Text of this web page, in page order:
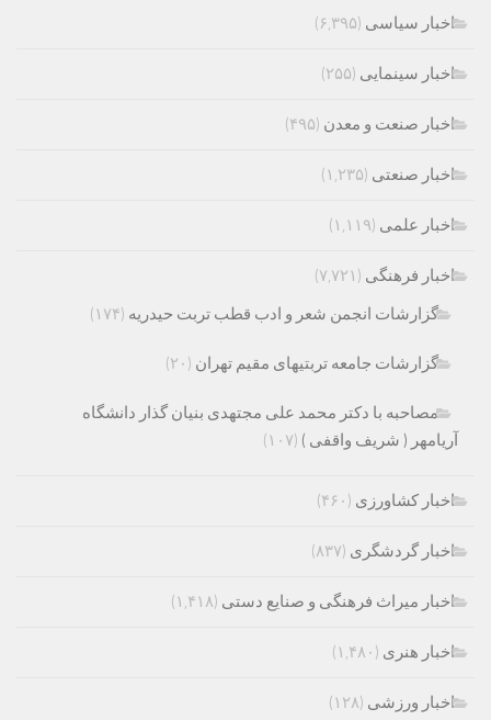
اخبار سیاسی (۶,۳۹۵)
اخبار سینمایی (۲۵۵)
اخبار صنعت و معدن (۴۹۵)
اخبار صنعتی (۱,۲۳۵)
اخبار علمی (۱,۱۱۹)
اخبار فرهنگی (۷,۷۲۱)
گزارشات انجمن شعر و ادب قطب تربت حیدریه (۱۷۴)
گزارشات جامعه تربتیهای مقیم تهران (۲۰)
مصاحبه با دکتر محمد علی مجتهدی بنیان گذار دانشگاه
آریامهر ( شریف واقفی ) (۱۰۷)
اخبار کشاورزی (۴۶۰)
اخبار گردشگری (۸۳۷)
اخبار میراث فرهنگی و صنایع دستی (۱,۴۱۸)
اخبار هنری (۱,۴۸۰)
اخبار ورزشی (۱۲۸)